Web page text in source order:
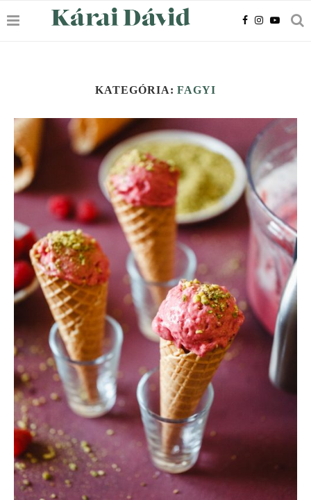
KATEGÓRIA: FAGYI